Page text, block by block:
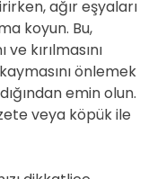
ağır eşyaları
koyun. Bu,
kırılmasını
önlemek
emin olun.
veya köpük ile